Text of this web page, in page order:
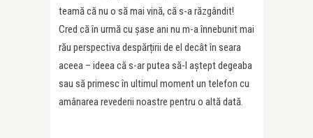
teamă că nu o să mai vină, că s-a răzgândit!
Cred că în urmă cu șase ani nu m-a înnebunit mai
rău perspectiva despărțirii de el decât în seara
aceea – ideea că s-ar putea să-l aștept degeaba
sau să primesc în ultimul moment un telefon cu
amânarea revederii noastre pentru o altă dată.